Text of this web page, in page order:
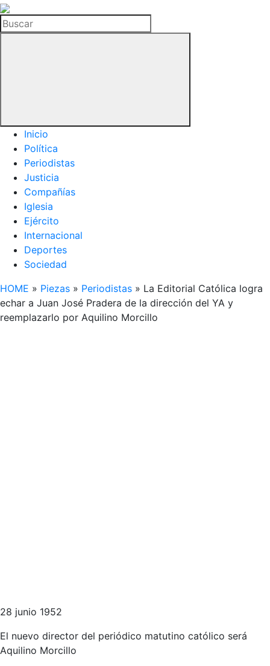
La
Hemeroteca
del
Buscar
Inicio
Política
Periodistas
Justicia
Compañías
Iglesia
Ejército
Internacional
Deportes
Sociedad
HOME » Piezas » Periodistas » La Editorial Católica logra
echar a Juan José Pradera de la dirección del YA y
reemplazarlo por Aquilino Morcillo
28 junio 1952
El nuevo director del periódico matutino católico será
Aquilino Morcillo